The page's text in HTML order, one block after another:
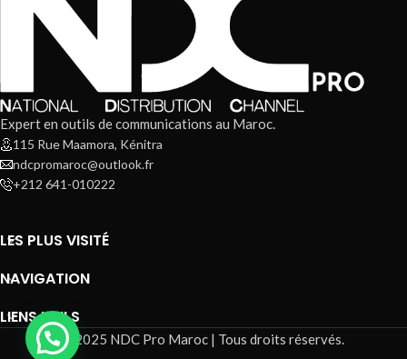
Expert en outils de communications au Maroc.
115 Rue Maamora, Kénitra
ndcpromaroc@outlook.fr
+212 641-010222
LES PLUS VISITÉ
NAVIGATION
LIENS UTILS
@2025 NDC Pro Maroc | Tous droits réservés.